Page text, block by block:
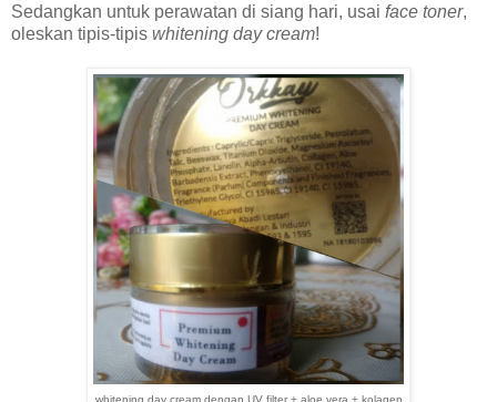
Sedangkan untuk perawatan di siang hari, usai face toner,
oleskan tipis-tipis whitening day cream!
whitening day cream dengan UV filter + aloe vera + kolagen